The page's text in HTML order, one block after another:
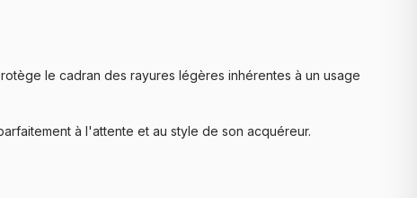
le cadran des rayures légères inhérentes à un usage
à l'attente et au style de son acquéreur.